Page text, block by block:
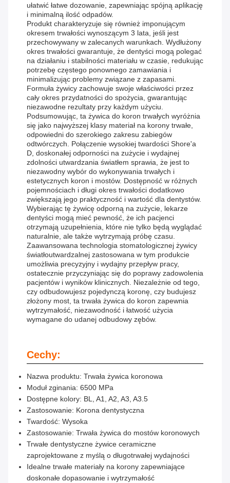
ułatwić łatwe dozowanie, zapewniając spójną aplikację
i minimalną ilość odpadów.
Produkt charakteryzuje się również imponującym
okresem trwałości wynoszącym 3 lata, jeśli jest
przechowywany w zalecanych warunkach. Wydłużony
okres trwałości gwarantuje, że dentyści mogą polegać
na działaniu i stabilności materiału w czasie, redukując
potrzebę częstego ponownego zamawiania i
minimalizując problemy związane z zapasami.
Formuła żywicy zachowuje swoje właściwości przez
cały okres przydatności do spożycia, gwarantując
niezawodne rezultaty przy każdym użyciu.
Podsumowując, ta żywica do koron trwałych wyróżnia
się jako najwyższej klasy materiał na korony trwałe,
odpowiedni do szerokiego zakresu zabiegów
odtwórczych. Połączenie wysokiej twardości Shore'a
D, doskonałej odporności na zużycie i wydajnej
zdolności utwardzania światłem sprawia, że ​​jest to
niezawodny wybór do wykonywania trwałych i
estetycznych koron i mostów. Dostępność w różnych
pojemnościach i długi okres trwałości dodatkowo
zwiększają jego praktyczność i wartość dla dentystów.
Wybierając tę ​​żywicę odporną na zużycie, lekarze
dentyści mogą mieć pewność, że ich pacjenci
otrzymają uzupełnienia, które nie tylko będą wyglądać
naturalnie, ale także wytrzymają próbę czasu.
Zaawansowana technologia stomatologicznej żywicy
światłoutwardzalnej zastosowana w tym produkcie
umożliwia precyzyjny i wydajny przepływ pracy,
ostatecznie przyczyniając się do poprawy zadowolenia
pacjentów i wyników klinicznych. Niezależnie od tego,
czy odbudowujesz pojedynczą koronę, czy budujesz
złożony most, ta trwała żywica do koron zapewnia
wytrzymałość, niezawodność i łatwość użycia
wymagane do udanej odbudowy zębów.
Cechy:
Nazwa produktu: Trwała żywica koronowa
Moduł zginania: 6500 MPa
Dostępne kolory: BL, A1, A2, A3, A3.5
Zastosowanie: Korona dentystyczna
Twardość: Wysoka
Zastosowanie: Trwała żywica do mostów koronowych
Trwałe dentystyczne żywice ceramiczne
zaprojektowane z myślą o długotrwałej wydajności
Idealne trwałe materiały na korony zapewniające
doskonałe dopasowanie i wytrzymałość